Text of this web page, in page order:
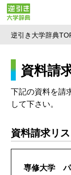
逆引き大学辞典
資料請
下記の資料を請
して下さい。
資料請求リス
専修大学 パ